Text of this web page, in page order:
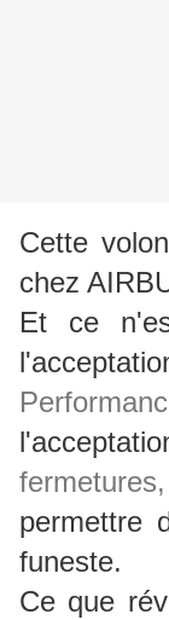
Cette
chez
Et ce
permettre
funeste.
Ce que